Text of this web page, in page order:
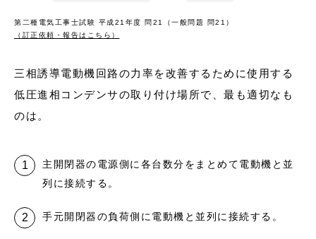
第二種電気工事士試験 平成21年度 問21（一般問題 問21）
（訂正依頼・報告はこちら）
三相誘導電動機回路の力率を改善するために使用する
低圧進相コンデンサの取り付け場所で、最も適切なも
のは。
主開閉器の電源側に各台数分をまとめて電動機と並
列に接続する。
手元開閉器の負荷側に電動機と並列に接続する。